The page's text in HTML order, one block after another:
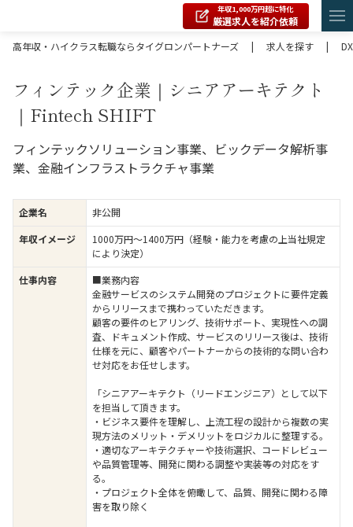
年収1,000万円超に特化
厳選求人を紹介依頼
高年収・ハイクラス転職ならタイグロンパートナーズ
| 求人を探す |
フィンテック企業｜シニアアーキテクト
｜Fintech SHIFT
フィンテックソリューション事業、ビックデータ解析事
業、金融インフラストラクチャ事業
企業名
非公開
年収イメージ
1000万円〜1400万円（経験・能力を考慮の上当社規定
により決定）
仕事内容
■業務内容
金融サービスのシステム開発のプロジェクトに要件定義
からリリースまで携わっていただきます。
顧客の要件のヒアリング、技術サポート、実現性への調
査、ドキュメント作成、サービスのリリース後は、技術
仕様を元に、顧客やパートナーからの技術的な問い合わ
せ対応をお任せします。
「シニアアーキテクト（リードエンジニア）として以下
を担当して頂きます。
・ビジネス要件を理解し、上流工程の設計から複数の実
現方法のメリット・デメリットをロジカルに整理する。
・適切なアーキテクチャーや技術選択、コードレビュー
や品質管理等、開発に関わる調整や実装等の対応をす
る。
・プロジェクト全体を俯瞰して、品質、開発に関わる障
害を取り除く